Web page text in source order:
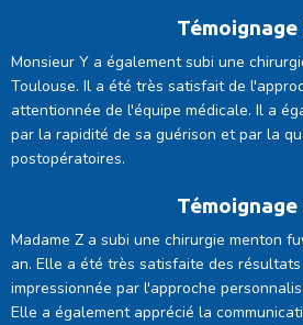
Témoignage
Monsieur Y a également subi une
Toulouse. Il a été très satisfait de
attentionnée de l'équipe médicale. Il a
par la rapidité de sa guérison et par la
postopératoires.
Témoignage
Madame Z a subi une chirurgie menton
an. Elle a été très satisfaite des
impressionnée par l'approche
Elle a également apprécié la